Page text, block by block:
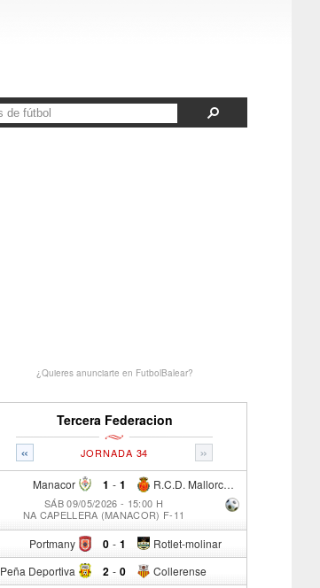
¿Quieres anunciarte en FutbolBalear?
Tercera Federacion
« »
JORNADA 34
Manacor 1 - R.C.D. Mallorca Sad "B"
1
SÁB 09/05/2026 - 15:00 H
NA CAPELLERA (MANACOR) F-11
Portmany 0 - Rotlet-molinar
1
Peña Deportiva 2 - Collerense
0